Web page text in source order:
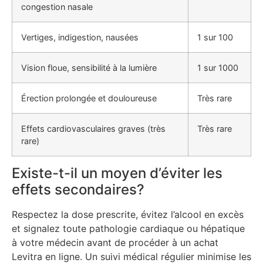
congestion nasale
Vertiges, indigestion, nausées 1 sur 100
Vision floue, sensibilité à la lumière 1 sur 1000
Érection prolongée et douloureuse Très rare
Effets cardiovasculaires graves (très
rare)
Très rare
Existe-t-il un moyen d’éviter les
effets secondaires?
Respectez la dose prescrite, évitez l’alcool en excès
et signalez toute pathologie cardiaque ou hépatique
à votre médecin avant de procéder à un achat
Levitra en ligne. Un suivi médical régulier minimise les